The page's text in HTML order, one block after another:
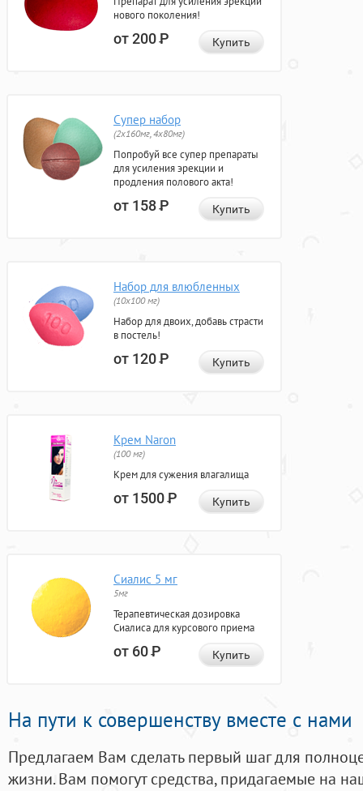
нового поколения!
от 200Р Купить
Супер набор
(2х160мг, 4х80мг)
Попробуй все супер препараты
для усиления эрекции и
продления полового акта!
от 158Р Купить
Набор для влюбленных
(10х100 мг)
Набор для двоих, добавь страсти
в постель!
от 120Р Купить
Крем Naron
(100 мг)
Крем для сужения влагалища
от 1500Р Купить
Сиалис 5 мг
5мг
Терапевтическая дозировка
Сиалиса для курсового приема
от 60Р Купить
На пути к совершенству вместе с нами
Предлагаем Вам сделать первый шаг для
жизни. Вам помогут средства, придагаемые на